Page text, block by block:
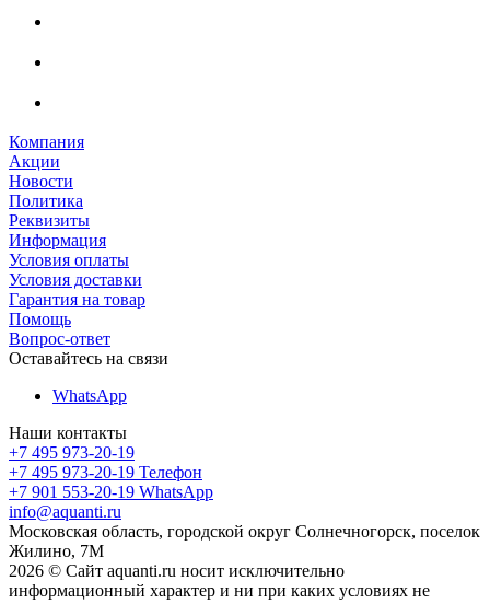
Компания
Акции
Новости
Политика
Реквизиты
Информация
Условия оплаты
Условия доставки
Гарантия на товар
Помощь
Вопрос-ответ
Оставайтесь на связи
WhatsApp
Наши контакты
+7 495 973-20-19
+7 495 973-20-19 Телефон
+7 901 553-20-19 WhatsApp
info@aquanti.ru
Московская область, городской округ Солнечногорск, поселок
Жилино, 7М
2026 © Сайт aquanti.ru носит исключительно
информационный характер и ни при каких условиях не